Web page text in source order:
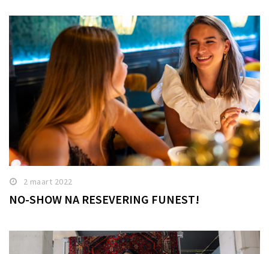
2 maart 2022
NO-SHOW NA RESEVERING FUNEST!